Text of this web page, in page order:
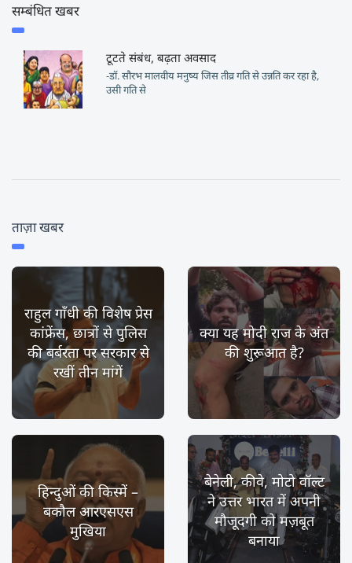
सम्बंधित खबर
टूटते संबंध, बढ़ता अवसाद
-डॉ. सौरभ मालवीय मनुष्य जिस तीव्र गति से उन्नति कर रहा है,
उसी गति से
ताज़ा खबर
राहुल गाँधी की विशेष प्रेस
कांफ्रेंस, छात्रों से पुलिस
की बर्बरता पर सरकार से
रखीं तीन मांगें
क्या यह मोदी राज के अंत
की शुरूआत है?
हिन्दुओं की किस्में –
बकौल आरएसएस
मुखिया
बेनेली, कीवे, मोटो वॉल्ट
ने उत्तर भारत में अपनी
मौजूदगी को मज़बूत
बनाया